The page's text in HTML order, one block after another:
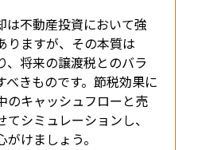
は不動産投資において強
りますが、その本質は
、将来の譲渡税とのバラ
べきものです。節税効果に
のキャッシュフローと売
シミュレーションし、
けましょう。